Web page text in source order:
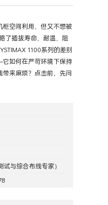
空间利用，但又不想被
了插拔寿命、耐温、阻
1100系列的差别
如何在严苛环境下保持
来麻烦？点击前，先问
试与综合布线专家）